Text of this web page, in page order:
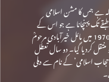
ہے جس کا مشن اسلامی
تک پہنچانا ہے جو اس کے
نصف کی نمائندہ ہے۔ حجاب کی داغ بیل رام پور میں 1970 میں مائل خیرآبادی مرحومؒ
صاحبؒ کو منتقل کردیا گیا۔ دو سال تعطل
نقشِ ثالث ‘حجاب اسلامی’ کے نام سے دہلی